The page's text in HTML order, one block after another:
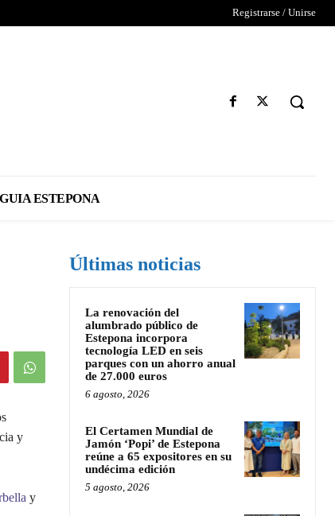
Registrarse / Unirse
GUIA ESTEPONA
y
y
Últimas noticias
La renovación del
alumbrado público de
Estepona incorpora
tecnología LED en seis
parques con un ahorro anual
de 27.000 euros
6 agosto, 2026
El Certamen Mundial de
Jamón ‘Popi’ de Estepona
reúne a 65 expositores en su
undécima edición
5 agosto, 2026